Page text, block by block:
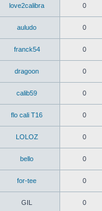
love2calibra 0
auludo 0
franck54 0
dragoon 0
calib59 0
flo cali T16 0
LOLOZ 0
bello 0
for-tee 0
GIL 0